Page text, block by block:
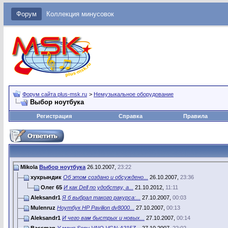
Форум Коллекция минусовок
Форум сайта plus-msk.ru > Немузыкальное оборудование
Выбор ноутбука
Регистрация Справка Правила
Mikola Выбор ноутбука 26.10.2007, 23:22
хухрындик Об этом создано и обсуждено... 26.10.2007, 23:36
Олег 65 И как Dell по удобству, а... 21.10.2012, 11:11
Aleksandr1 Я б выбрал такого ракурса:... 27.10.2007, 00:03
Mulenruz Ноутбук HP Pavilion dv8000... 27.10.2007, 00:13
Aleksandr1 И чего вам быстрых и новых... 27.10.2007, 00:14